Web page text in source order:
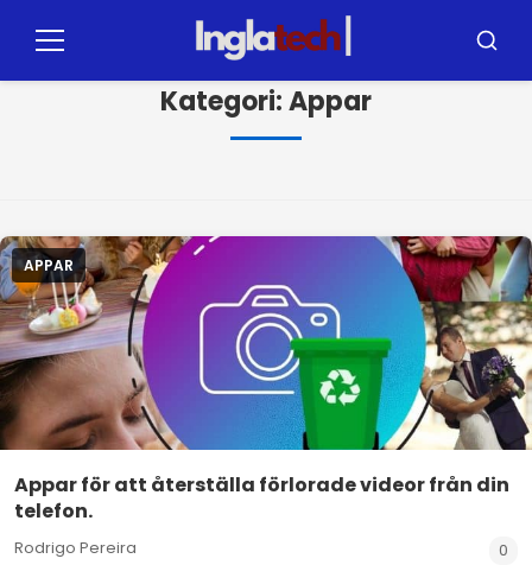
Meny Sök
Kategori:Appar
APPAR
Appar för att återställa förlorade videor från din
telefon.
Rodrigo Pereira 0